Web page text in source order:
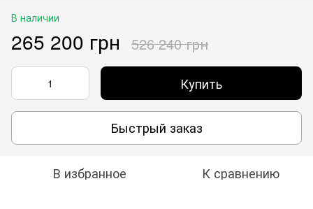
В наличии
265 200 грн 526 240 грн
Купить
Быстрый заказ
В избранное К сравнению